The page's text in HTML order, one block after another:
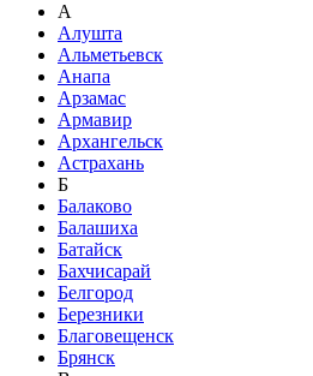
А
Алушта
Альметьевск
Анапа
Арзамас
Армавир
Архангельск
Астрахань
Б
Балаково
Балашиха
Батайск
Бахчисарай
Белгород
Березники
Благовещенск
Брянск